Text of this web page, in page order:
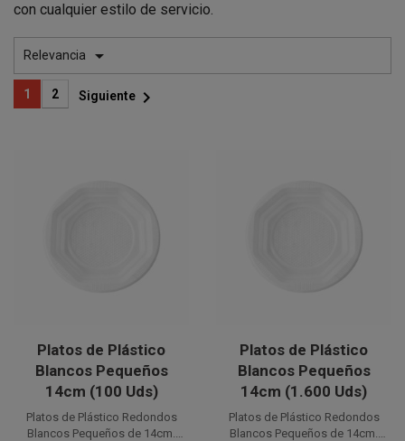
con cualquier estilo de servicio.
Relevancia 
1 2 Siguiente 
Platos de Plástico
Blancos Pequeños
14cm (100 Uds)
Platos de Plástico Redondos
Blancos Pequeños de 14cm.
Platos de Plástico
Blancos Pequeños
14cm (1.600 Uds)
Platos de Plástico Redondos
Blancos Pequeños de 14cm.